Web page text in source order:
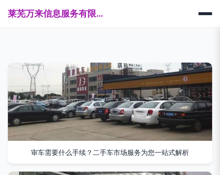
莱芜万来信息服务有限公司
审车需要什么手续？二手车市场服务为您一站式解析